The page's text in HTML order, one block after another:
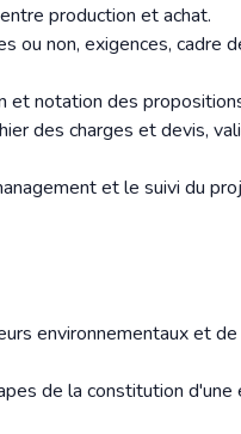
production et achat.
ou non, exigences, cadre
et notation des
des charges et devis,
et le suivi du
environnementaux et
de la constitution d'une